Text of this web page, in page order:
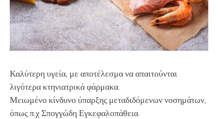
Καλύτερη υγεία, με αποτέλεσμα να απαιτούνται
λιγότερα κτηνιατρικά φάρμακα.
Μειωμένο κίνδυνο ύπαρξης μεταδιδόμενων νοσημάτων,
όπως π.χ Σπογγώδη Εγκεφαλοπάθεια.